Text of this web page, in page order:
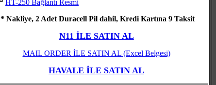
HT-250 Bağlantı Resmi
* Nakliye, 2 Adet Duracell Pil dahil, Kredi Kartına 9 Taksit
N11 İLE SATIN AL
MAIL ORDER İLE SATIN AL(Excel Belgesi)
HAVALE İLE SATIN AL